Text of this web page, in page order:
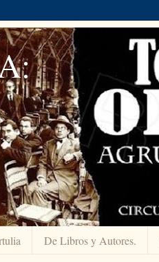
De Libros y Autores.